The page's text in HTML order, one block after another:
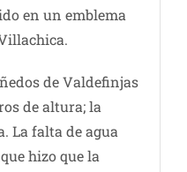
en un emblema
de Valdefinjas
de altura; la
La falta de agua
hizo que la